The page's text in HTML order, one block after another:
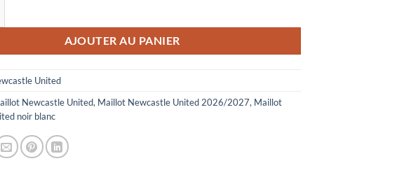
Newcastle United Noir Blanc Bleu 2026/2027
AJOUTER AU PANIER
United
Newcastle United, Maillot Newcastle United 2026/2027, Maillot
noir blanc